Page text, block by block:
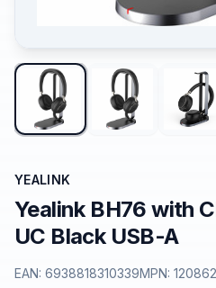
YEALINK
Yealink BH76 with
UC Black USB-A
EAN: 6938818310339MPN: